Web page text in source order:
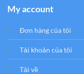
My account
Đơn hàng của tôi
Tải khoản của tôi
Tải về